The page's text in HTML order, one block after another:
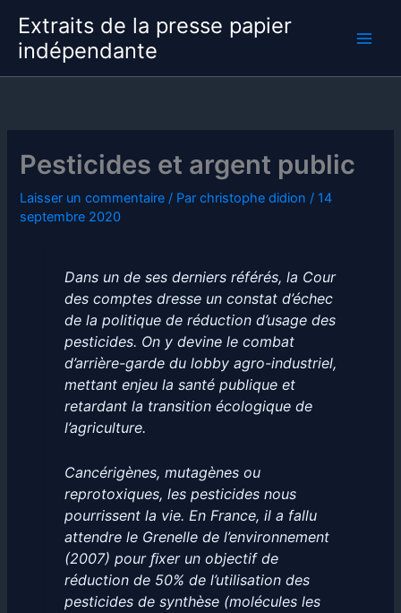
contenu
Extraits de la presse papier
indépendante
Pesticides et argent public
Laisser un commentaire / Parchristophe didion / 14
septembre 2020
Dans un de ses derniers référés, la Cour
des comptes dresse un constat d’échec
de la politique de réduction d’usage des
pesticides. On y devine le combat
d’arrière-garde du lobby agro-industriel,
mettant enjeu la santé publique et
retardant la transition écologique de
l’agriculture.
Cancérigènes, mutagènes ou
reprotoxiques, les pesticides nous
pourrissent la vie. En France, il a fallu
attendre le Grenelle de l’environnement
(2007) pour ﬁxer un objectif de
réduction de 50% de l’utilisation des
pesticides de synthèse (molécules les